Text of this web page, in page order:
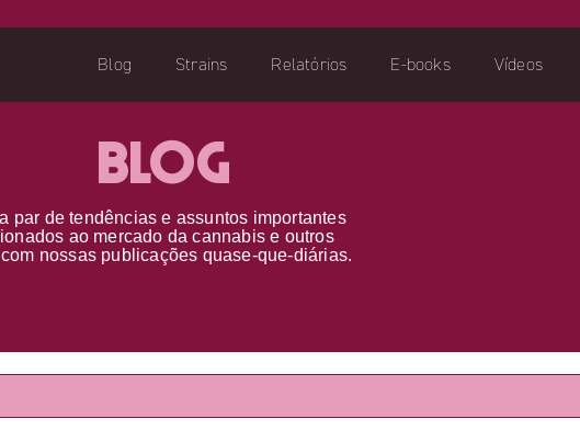
Blog Strains Relatórios E-books Vídeos
Blog
par detendências e assuntos importantes
ao mercado da cannabis e outros
com nossas publicações quase-que-diárias.